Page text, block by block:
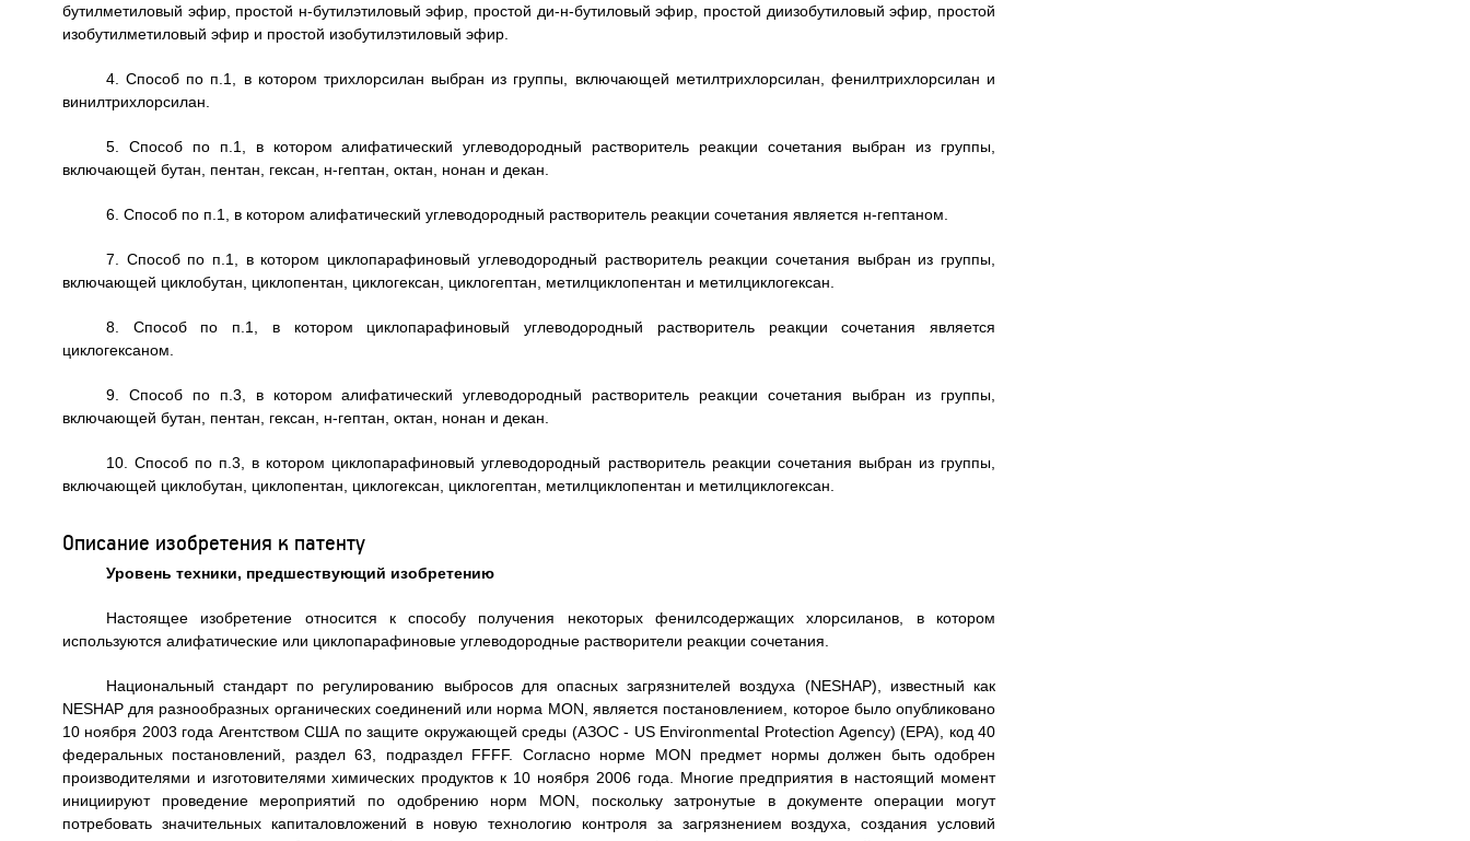
бутилметиловый эфир, простой н-бутилэтиловый эфир, простой ди-н-бутиловый эфир, простой диизобутиловый эфир, простой
изобутилметиловый эфир и простой изобутилэтиловый эфир.
4. Способ по п.1, в котором трихлорсилан выбран из группы, включающей метилтрихлорсилан, фенилтрихлорсилан и
винилтрихлорсилан.
5. Способ по п.1, в котором алифатический углеводородный растворитель реакции сочетания выбран из группы,
включающей бутан, пентан, гексан, н-гептан, октан, нонан и декан.
6. Способ по п.1, в котором алифатический углеводородный растворитель реакции сочетания является н-гептаном.
7. Способ по п.1, в котором циклопарафиновый углеводородный растворитель реакции сочетания выбран из группы,
включающей циклобутан, циклопентан, циклогексан, циклогептан, метилциклопентан и метилциклогексан.
8. Способ по п.1, в котором циклопарафиновый углеводородный растворитель реакции сочетания является
циклогексаном.
9. Способ по п.3, в котором алифатический углеводородный растворитель реакции сочетания выбран из группы,
включающей бутан, пентан, гексан, н-гептан, октан, нонан и декан.
10. Способ по п.3, в котором циклопарафиновый углеводородный растворитель реакции сочетания выбран из группы,
включающей циклобутан, циклопентан, циклогексан, циклогептан, метилциклопентан и метилциклогексан.
Описание изобретения к патенту
Уровень техники, предшествующий изобретению
Настоящее изобретение относится к способу получения некоторых фенилсодержащих хлорсиланов, в котором
используются алифатические или циклопарафиновые углеводородные растворители реакции сочетания.
Национальный стандарт по регулированию выбросов для опасных загрязнителей воздуха (NESHAP), известный как
NESHAP для разнообразных органических соединений или норма MON, является постановлением, которое было опубликовано
10 ноября 2003 года Aгентством США по защите окружающей среды (АЗОС - US Environmental Protection Agency) (EPA), код 40
федеральных постановлений, раздел 63, подраздел FFFF. Согласно норме MON предмет нормы должен быть одобрен
производителями и изготовителями химических продуктов к 10 ноября 2006 года. Многие предприятия в настоящий момент
инициируют проведение мероприятий по одобрению норм MON, поскольку затронутые в документе операции могут
потребовать значительных капиталовложений в новую технологию контроля за загрязнением воздуха, создания условий